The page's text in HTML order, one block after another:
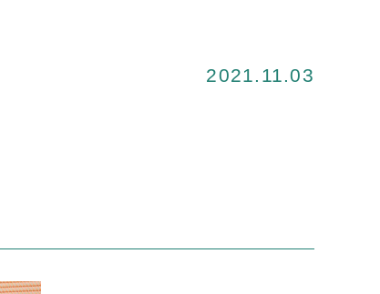
2021.11.03